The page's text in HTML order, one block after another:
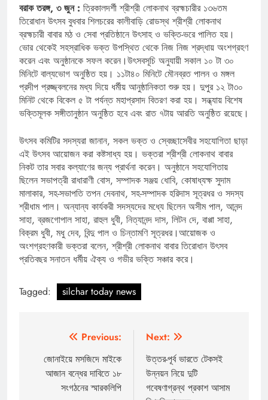
বরাক তরঙ্গ, ৩ জুন : ত্রিকালদর্শী শ্রীশ্রী লোকনাথ ব্রহ্মচারীর ১৩৬তম
তিরোধান উৎসব বুধবার শিলচরের কালীবাড়ি রোডস্থ শ্রীশ্রী লোকনাথ
ব্রহ্মচারী বাবার মঠ ও সেবা প্রতিষ্ঠানে উৎসাহ ও ভক্তি-ভরে পালিত হয়।
ভোর থেকেই সহস্রাধিক ভক্ত উপস্থিত থেকে নিজ নিজ শ্রদ্ধায় অংশগ্রহণ
করেন এবং অনুষ্ঠানকে সফল করেন।উৎসবসূচি অনুযায়ী সকাল ১০ টা ৩০
মিনিটে বাল্যভোগ অনুষ্ঠিত হয়। ১১টা৪০ মিনিটে মৌনব্রত পালন ও মঙ্গল
প্রদীপ প্রজ্জ্বলনের মধ্য দিয়ে ধর্মীয় আনুষ্ঠানিকতা শুরু হয়। দুপুর ১২ টা৩০
মিনিট থেকে বিকেল ৫ টা পর্যন্ত মহাপ্রসাদ বিতরণ করা হয়। সন্ধ্যায় বিশেষ
ভক্তিমূলক সঙ্গীতানুষ্ঠান অনুষ্ঠিত হবে এবং রাত ৭টায় আরতি অনুষ্ঠিত রয়েছে।
উৎসব কমিটির সদস্যরা জানান, সকল ভক্ত ও স্বেচ্ছাসেবীর সহযোগিতা ছাড়া
এই উৎসব আয়োজন করা কষ্টসাধ্য হয়। ভক্তরা শ্রীশ্রী লোকনাথ বাবার
নিকট তার সবার কল্যাণের জন্য প্রার্থনা করেন। অনুষ্ঠানে সহযোগিতায়
ছিলেন সভাপত্রী রাধারাণী বোস, সম্পাদক সঞ্জয় ধোবি, কোষাধ্যক্ষ সুদাম
মালাকার, সহ-সভাপতি তপন দেবনাথ, সহ-সম্পাদক হরিদাস সূত্রধর ও সদস্য
শ্রীধাম পাল। অন্যান্য কার্যকরী সদস্যদের মধ্যে ছিলেন অসীম পাল, আনন্দ
সাহা, ব্রজগোপাল সাহা, রাহুল ধুবী, নিত্যানন্দ দাস, লিটন দে, বাপ্পা সাহা,
বিক্রম ধুবী, মধু দেব, বিন্দু পাল ও চিন্তামণি সূত্রধর।আয়োজক ও
অংশগ্রহণকারী ভক্তরা বলেন, শ্রীশ্রী লোকনাথ বাবার তিরোধান উৎসব
প্রতিবছর সনাতন ধর্মীয় ঐক্য ও গভীর ভক্তি সঞ্চার করে।
Tagged: silchar today news
navigation
Previous:
জোনাইয়ে মসজিদে মাইকে
আজান বন্ধের দাবিতে ১৮
সংগঠনের স্মারকলিপি
Next:
উত্তর-পূর্ব ভারতে টেকসই
উন্নয়ন নিয়ে দুটি
গবেষণাগ্রন্থ প্রকাশ আসাম